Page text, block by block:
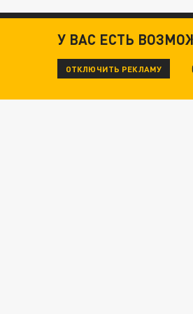
У ВАС ЕСТЬ
ОТКЛЮЧИТЬ РЕКЛАМУ